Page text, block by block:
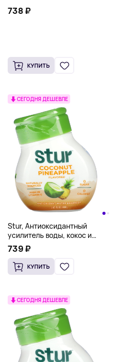
738 ₽
КУПИТЬ
СЕГОДНЯ ДЕШЕВЛЕ
Stur, Антиоксидантный
усилитель воды, кокос и
ананас, 48 мл (1,62 жидк.
унц.)
739 ₽
КУПИТЬ
СЕГОДНЯ ДЕШЕВЛЕ